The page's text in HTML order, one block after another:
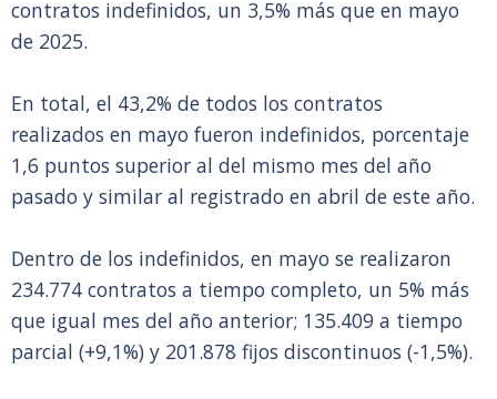
contratos indefinidos, un 3,5% más que en mayo
de 2025.
En total, el 43,2% de todos los contratos
realizados en mayo fueron indefinidos, porcentaje
1,6 puntos superior al del mismo mes del año
pasado y similar al registrado en abril de este año.
Dentro de los indefinidos, en mayo se realizaron
234.774 contratos a tiempo completo, un 5% más
que igual mes del año anterior; 135.409 a tiempo
parcial (+9,1%) y 201.878 fijos discontinuos (-1,5%).